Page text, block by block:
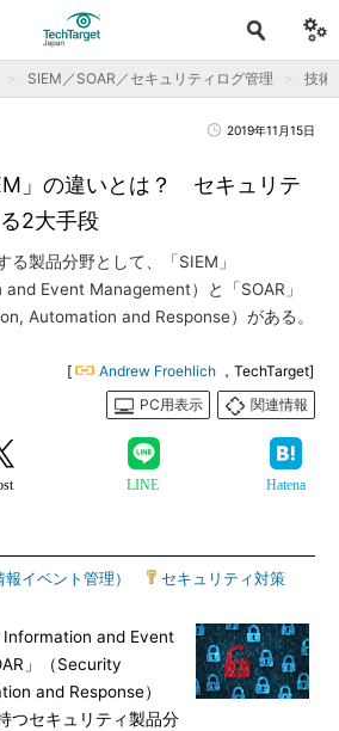
SIEM／SOAR／セキュリティログ管理 技術
2019年11月15日
」の違いとは？ セキュリテ
2大手段
る製品分野として、「SIEM」
Event Management）と「SOAR」
Automation and Response）がある。
[ Andrew Froehlich ，TechTarget]
PC用表示
関連情報
LINE Hatena
イベント管理） セキュリティ対策
and Event
」（Security
and Response）
つセキュリティ製品分